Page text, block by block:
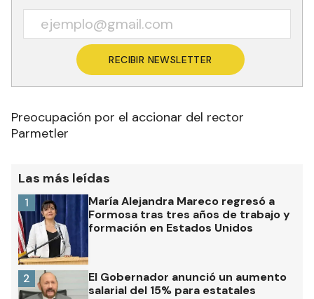
RECIBIR NEWSLETTER
Preocupación por el accionar del rector
Parmetler
Las más leídas
María Alejandra Mareco regresó a
Formosa tras tres años de trabajo y
formación en Estados Unidos
1
El Gobernador anunció un aumento
salarial del 15% para estatales
2